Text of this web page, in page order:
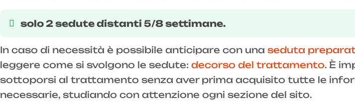
solo 2 sedute distanti 5/8 settimane.
In caso di necessità è possibile anticipare con una seduta
leggere come si svolgono le sedute: decorso del trattamento. È
sottoporsi al trattamento senza aver prima acquisito tutte le
necessarie, studiando con attenzione ogni sezione del sito.